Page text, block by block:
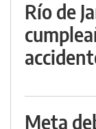
Río de
Meta